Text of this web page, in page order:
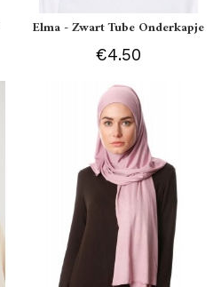
Elma - Zwart Tube Onderkapje
€4.50